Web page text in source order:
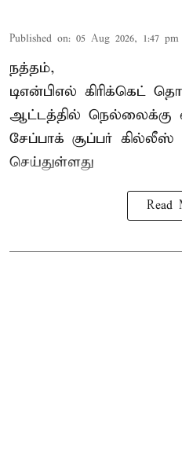
Published on: 05 Aug 2026, 1:47 pm
நத்தம்,
டிஎன்பிஎல் கிரிக்கெட்
ஆட்டத்தில் நெல்லைக்கு
சேப்பாக் சூப்பர் கில்லீஸ்
செய்துள்ளது
Read